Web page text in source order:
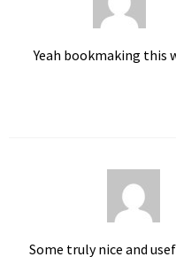
Yeah bookmaking this
Some truly nice and